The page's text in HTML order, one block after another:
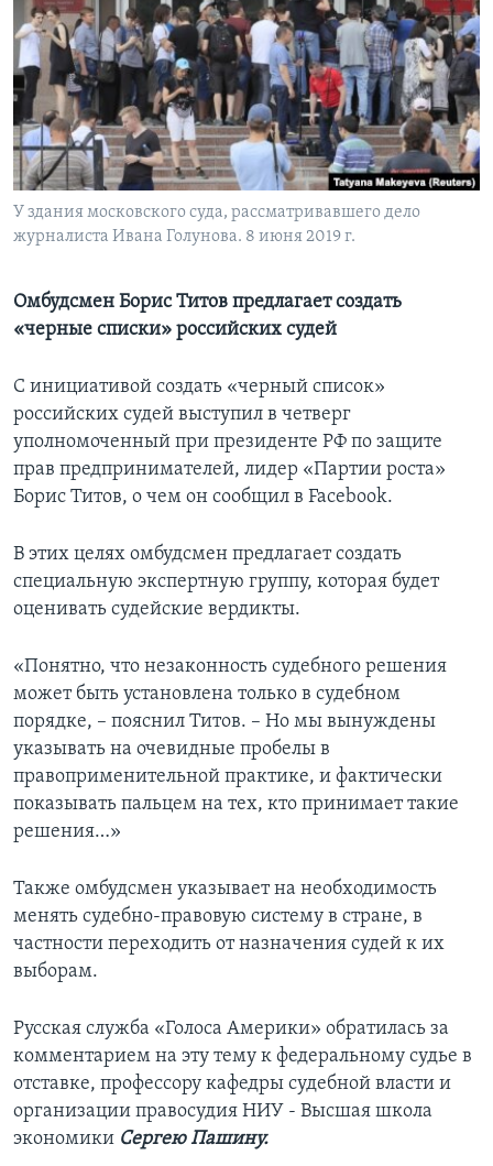
Learning English
СОЦИАЛЬНЫЕ СЕТИ
У здания московского суда, рассматривавшего дело
журналиста Ивана Голунова. 8 июня 2019 г.
Омбудсмен Борис Титов предлагает создать
«черные списки» российских судей
С инициативой создать «черный список»
российских судей выступил в четверг
уполномоченный при президенте РФ по защите
прав предпринимателей, лидер «Партии роста»
Борис Титов, о чем он сообщил в Facebook.
В этих целях омбудсмен предлагает создать
специальную экспертную группу, которая будет
оценивать судейские вердикты.
«Понятно, что незаконность судебного решения
может быть установлена только в судебном
порядке, – пояснил Титов. – Но мы вынуждены
указывать на очевидные пробелы в
правоприменительной практике, и фактически
показывать пальцем на тех, кто принимает такие
решения…»
Также омбудсмен указывает на необходимость
менять судебно-правовую систему в стране, в
частности переходить от назначения судей к их
выборам.
Русская служба «Голоса Америки» обратилась за
комментарием на эту тему к федеральному судье в
отставке, профессору кафедры судебной власти и
организации правосудия НИУ - Высшая школа
экономики Сергею Пашину.